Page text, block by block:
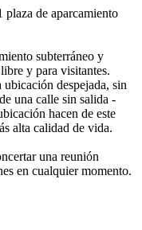
de aparcamiento
subterráneo y
y para visitantes.
despejada, sin
una calle sin salida -
hacen de este
alta calidad de vida.
una reunión
en cualquier momento.